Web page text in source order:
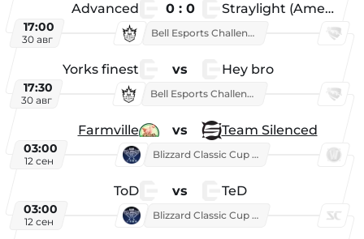
Advanced 0 : 0 Straylight (American team)
17:00
30 авг
Bell Esports Challenge 2026
Yorks finest vs Hey bro
17:30
30 авг
Bell Esports Challenge 2026
Farmville vs Team Silenced
03:00
12 сен
Blizzard Classic Cup 2026
ToD vs TeD
03:00
12 сен
Blizzard Classic Cup 2026